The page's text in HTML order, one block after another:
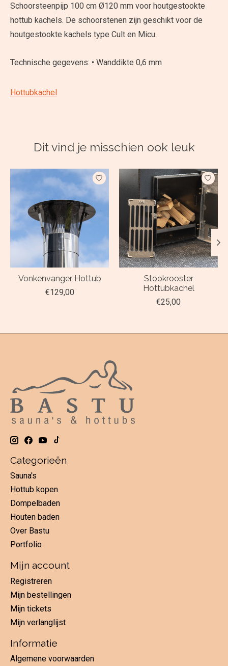
Schoorsteenpijp 100 cm Ø120 mm voor houtgestookte
hottub kachels. De schoorstenen zijn geschikt voor de
houtgestookte kachels type Cult en Micu.
Technische gegevens: • Wanddikte 0,6 mm
Hottubkachel
Dit vind je misschien ook leuk
Items van productcarrousel
Vonkenvanger Hottub
€129,00
Stookrooster
Hottubkachel
€25,00
Categorieën
Sauna's
Hottub kopen
Dompelbaden
Houten baden
Over Bastu
Portfolio
Mijn account
Registreren
Mijn bestellingen
Mijn tickets
Mijn verlanglijst
Informatie
Algemene voorwaarden